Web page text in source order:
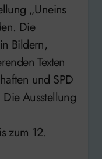
„Uneins
Die
Bildern,
Texten
und SPD
Ausstellung
zum 12.